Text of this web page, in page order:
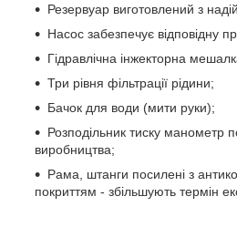
Резервуар виготовлений з
Насос забезпечує відповідну
Гідравлічна інжекторна
Три рівня фільтрації рідини;
Бачок для води (мити руки);
Розподільник тиску манометр
виробництва;
Рама, штанги посилені з
покриттям - збільшують термін